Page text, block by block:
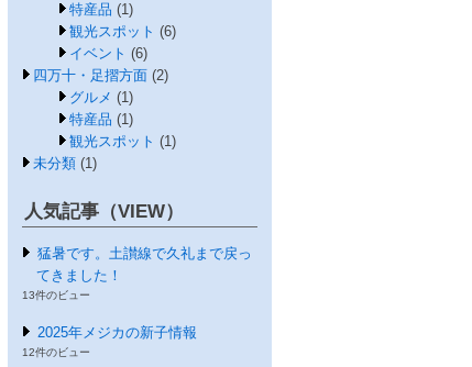
特産品 (1)
観光スポット (6)
イベント (6)
四万十・足摺方面 (2)
グルメ (1)
特産品 (1)
観光スポット (1)
未分類 (1)
人気記事（VIEW）
猛暑です。土讃線で久礼まで戻っ
てきました！
13件のビュー
2025年メジカの新子情報
12件のビュー